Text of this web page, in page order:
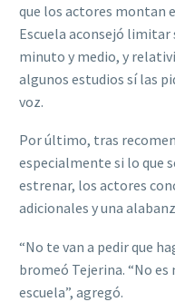
que los actores montan
Escuela aconsejó limitar
minuto y medio, y
algunos estudios sí las
voz.
Por último, tras
especialmente si lo que
estrenar, los actores
adicionales y una
“No te van a pedir que
bromeó Tejerina. “No es
escuela”, agregó.